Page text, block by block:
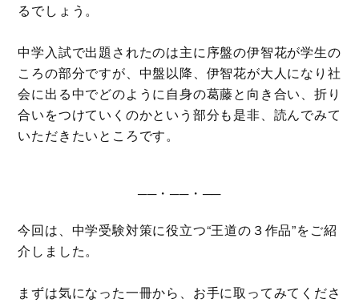
るでしょう。
中学入試で出題されたのは主に序盤の伊智花が学生の
ころの部分ですが、中盤以降、伊智花が大人になり社
会に出る中でどのように自身の葛藤と向き合い、折り
合いをつけていくのかという部分も是非、読んでみて
いただきたいところです。
──・──・──
今回は、中学受験対策に役立つ“王道の３作品”をご紹
介しました。
まずは気になった一冊から、お手に取ってみてくださ